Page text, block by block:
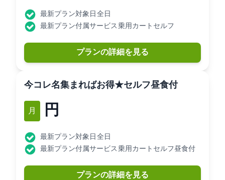
最新プラン対象日: 全日
最新プラン付属サービス: 乗用カートセルフ
プランの詳細を見る
[今コレ]4名集まればお得★セルフ/昼食付
12月 11,990円
最新プラン対象日: 全日
最新プラン付属サービス: 乗用カートセルフ昼食付
プランの詳細を見る